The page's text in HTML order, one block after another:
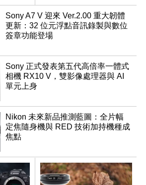
機？
Sony A7 V 迎來 Ver.2.00 重大韌體
更新：32 位元浮點音訊錄製與數位
簽章功能登場
Sony 正式發表第五代高倍率一體式
相機 RX10 V，雙影像處理器與 AI
單元上身
Nikon 未來新品推測藍圖：全片幅
定焦隨身機與 RED 技術加持機種成
焦點